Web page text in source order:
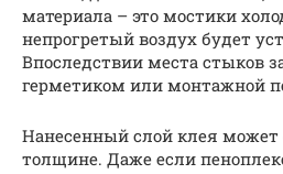
материала – это мостики
непрогретый воздух будет
Впоследствии места стыков
герметиком или монтажной
Нанесенный слой клея может
толщине. Даже если